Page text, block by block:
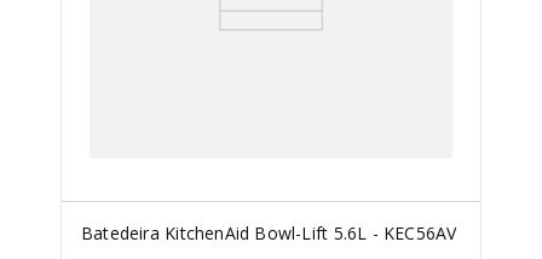
Batedeira KitchenAid Bowl-Lift 5.6L - KEC56AV